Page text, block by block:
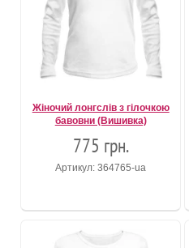
Жіночий лонгслів з гілочкою
бавовни (Вишивка)
775 грн.
Артикул: 364765-ua